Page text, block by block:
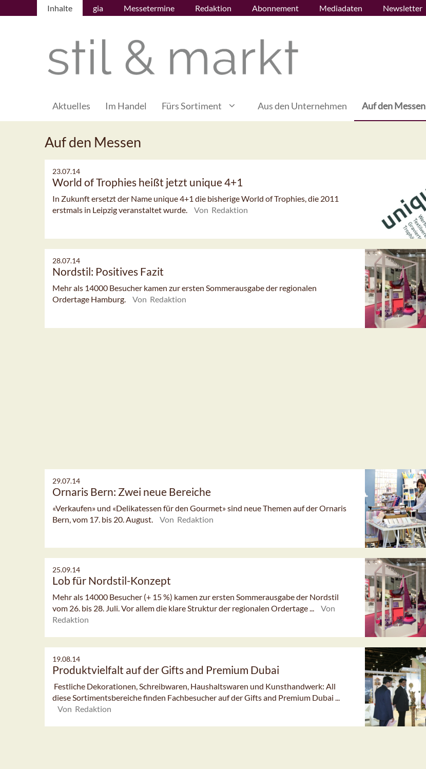
Inhalte gia Messetermine Redaktion Abonnement Mediadaten Newsletter
Aktuelles Im Handel Fürs Sortiment Aus den Unternehmen Auf den Messen
Auf den Messen
23.07.14
World of Trophies heißt jetzt unique 4+1
In Zukunft ersetzt der Name unique 4+1 die bisherige World of Trophies, die 2011
erstmals in Leipzig veranstaltet wurde.
Von Redaktion
28.07.14
Nordstil: Positives Fazit
Mehr als 14000 Besucher kamen zur ersten Sommerausgabe der regionalen
Ordertage Hamburg.
Von Redaktion
29.07.14
Ornaris Bern: Zwei neue Bereiche
«Verkaufen» und «Delikatessen für den Gourmet» sind neue Themen auf der Ornaris
Bern, vom 17. bis 20. August.
Von Redaktion
25.09.14
Lob für Nordstil-Konzept
Mehr als 14000 Besucher (+ 15 %) kamen zur ersten Sommerausgabe der Nordstil
vom 26. bis 28. Juli. Vor allem die klare Struktur der regionalen Ordertage ...
Von
Redaktion
19.08.14
Produktvielfalt auf der Gifts and Premium Dubai
Festliche Dekorationen, Schreibwaren, Haushaltswaren und Kunsthandwerk: All
diese Sortimentsbereiche finden Fachbesucher auf der Gifts and Premium Dubai ...
Von Redaktion